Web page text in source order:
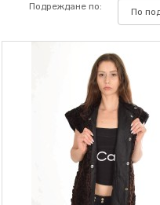
Подреждане по: